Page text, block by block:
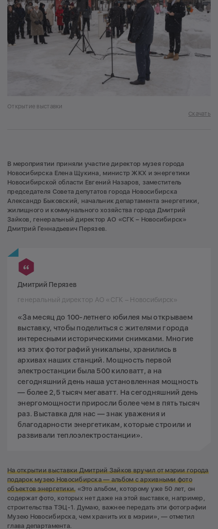
Открытие выставки
Скачать
В мероприятии приняли участие директор музея города
Новосибирска Елена Щукина, министр ЖКХ и энергетики
Новосибирской области Евгений Назаров, заместитель
председателя Совета депутатов города Новосибирска
Александр Быковский, начальник департамента энергетики,
жилищного и коммунального хозяйства города Дмитрий
Зайков, генеральный директор АО «СГК – Новосибирск»
Дмитрий Геннадьевич Перязев.
Дмитрий Перязев
генеральный директор АО «СГК – Новосибирск»
«За месяц до 100-летнего юбилея мы открываем
выставку, чтобы поделиться с жителями города
интересными историческими снимками. Многие
из этих фотографий уникальны, хранились в
архивах наших станций. Мощность первой
электростанции была 500 киловатт, а на
сегодняшний день наша установленная мощность
— более 2,5 тысяч мегаватт. На сегодняшний день
энергомощности приросли более чем в пять тысяч
раз. Выставка для нас — знак уважения и
благодарности энергетикам, которые строили и
развивали теплоэлектростанции».
На открытии выставки Дмитрий Зайков вручил от мэрии города
подарок музею Новосибирска — альбом с архивными фото
объектов энергетики. «Это альбом, которому уже 50 лет, он
содержат фото, которых нет даже на этой выставке, например,
строительства ТЭЦ-1. Думаю, важнее передать эти фотографии
Музею Новосибирска, чем хранить их в мэрии», — отметил
глава департамента.